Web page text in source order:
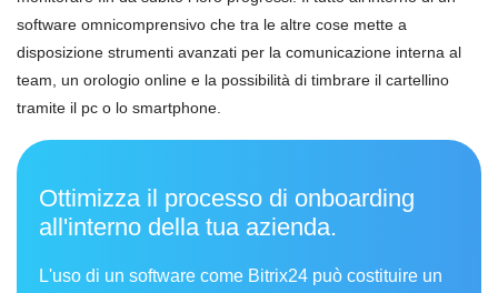
software omnicomprensivo che tra le altre cose mette a
disposizione strumenti avanzati per la comunicazione interna al
team, un orologio online e la possibilità di timbrare il cartellino
tramite il pc o lo smartphone.
Ottimizza il processo di onboarding
all'interno della tua azienda.
L'uso di un software come Bitrix24 può costituire un